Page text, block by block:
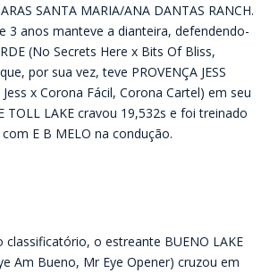
SANTA MARIA/ANA DANTAS RANCH.
3 anos manteve a dianteira, defendendo-
(No Secrets Here x Bits Of Bliss,
por sua vez, teve PROVENÇA JESS
x Corona Fácil, Corona Cartel) em seu
TOLL LAKE cravou 19,532s e foi treinado
E B MELO na condução.
classificatório, o estreante BUENO LAKE
Am Bueno, Mr Eye Opener) cruzou em